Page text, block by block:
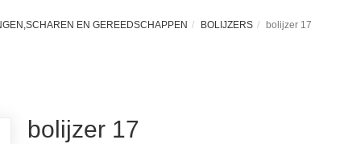
EN GEREEDSCHAPPEN BOLIJZERS bolijzer 17
bolijzer 17